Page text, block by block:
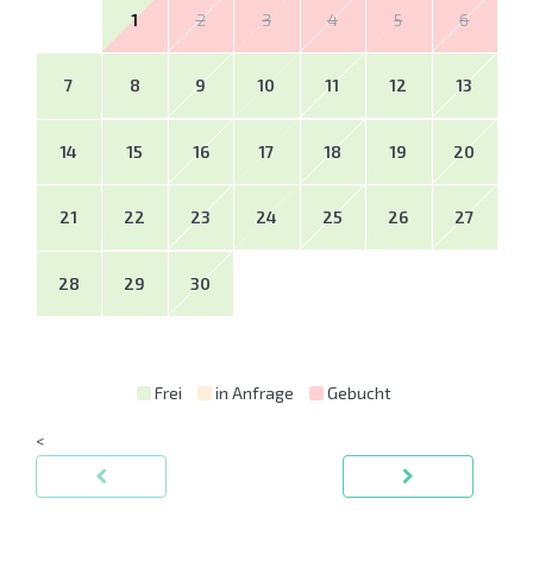
1 2 3 4 5 6
7 8 9 10 11 12 13
14 15 16 17 18 19 20
21 22 23 24 25 26 27
28 29 30
Frei in Anfrage Gebucht
<